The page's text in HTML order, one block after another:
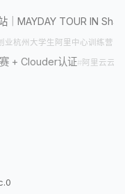
｜MAYDAY TOUR IN
业杭州 大学生 阿里中心训练营
+ Clouder认证 阿里云云